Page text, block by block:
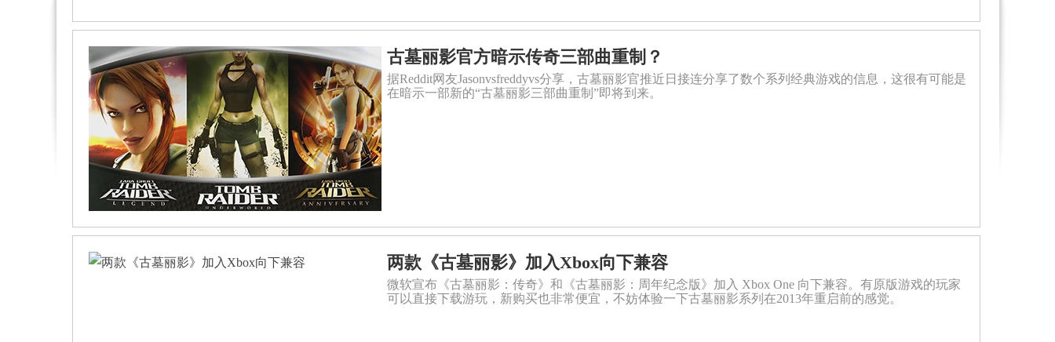
古墓丽影官方暗示传奇三部曲重制？
据Reddit网友Jasonvsfreddyvs分享，古墓丽影官推近日接连分享了数个系列经典游戏的信息，这很有可能是
在暗示一部新的“古墓丽影三部曲重制”即将到来。
两款《古墓丽影》加入Xbox向下兼容
微软宣布《古墓丽影：传奇》和《古墓丽影：周年纪念版》加入 Xbox One 向下兼容。有原版游戏的玩家
可以直接下载游玩，新购买也非常便宜，不妨体验一下古墓丽影系列在2013年重启前的感觉。